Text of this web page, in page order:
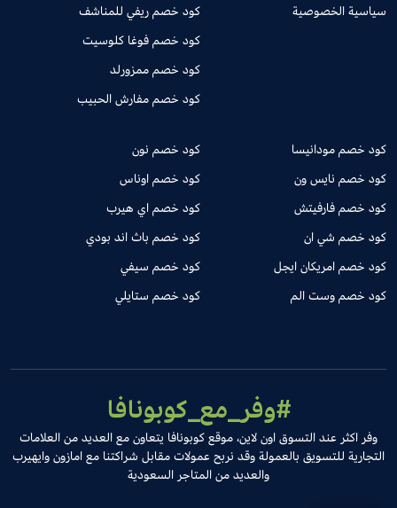
سياسية الخصوصية
كود خصم ريفي للمناشف
كود خصم فوغا كلوسيت
كود خصم ممزورلد
كود خصم مفارش الحبيب
كود خصم مودانيسا
كود خصم نايس ون
كود خصم فارفيتش
كود خصم شي ان
كود خصم امريكان ايجل
كود خصم وست الم
كود خصم نون
كود خصم اوناس
كود خصم اي هيرب
كود خصم باث اند بودي
كود خصم سيفي
كود خصم ستايلي
#وفر_مع_كوبونافا
وفر اكثر عند التسوق اون لاين، موقع كوبونافا يتعاون مع العديد من العلامات
التجارية للتسويق بالعمولة وقد نربح عمولات مقابل شراكتنا مع امازون وايهيرب
والعديد من المتاجر السعودية